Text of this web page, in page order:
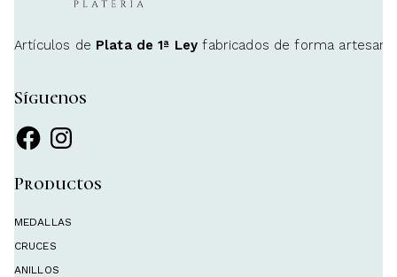
Artículos de Plata de 1ª Ley fabricados de forma
Síguenos
FacebookInstagram
Productos
MEDALLAS
CRUCES
ANILLOS